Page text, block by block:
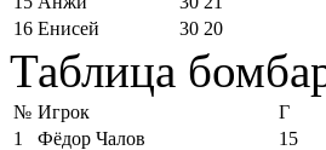
16 Енисей 30 20
Таблица
№ Игрок
Г
1
Фёдор Чалов
15